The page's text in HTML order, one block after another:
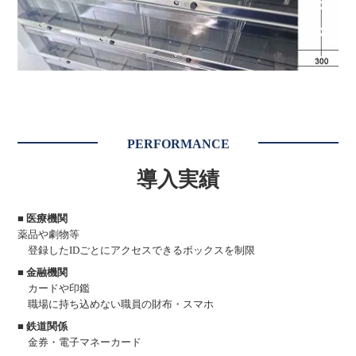
PERFORMANCE
導入実績
■ 医療機関
薬品や劇物等
登録したIDごとにアクセスできるボックスを制限
■ 金融機関
カードや印鑑
職場に持ち込めない職員の財布・スマホ
■ 鉄道関係
金券・電子マネーカード